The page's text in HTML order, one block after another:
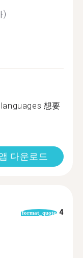
)
想要
다운로드
format_quote 4